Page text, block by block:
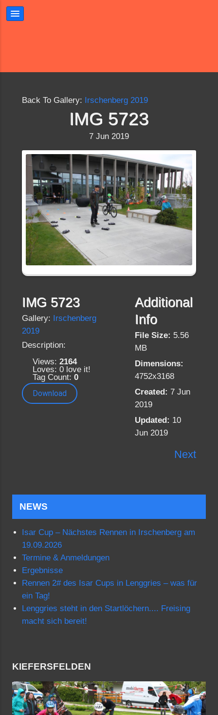
Back To Gallery: Irschenberg 2019
IMG 5723
7 Jun 2019
IMG 5723
Gallery: Irschenberg
2019
Description:
Views: 2164
Loves: 0 love it!
Tag Count: 0
Download
Additional
Info
File Size: 5.56
MB
Dimensions:
4752x3168
Created: 7 Jun
2019
Updated: 10
Jun 2019
Next
NEWS
Isar Cup – Nächstes Rennen in Irschenberg am
19.09.2026
Termine & Anmeldungen
Ergebnisse
Rennen 2# des Isar Cups in Lenggries – was für
ein Tag!
Lenggries steht in den Startlöchern.... Freising
macht sich bereit!
KIEFERSFELDEN